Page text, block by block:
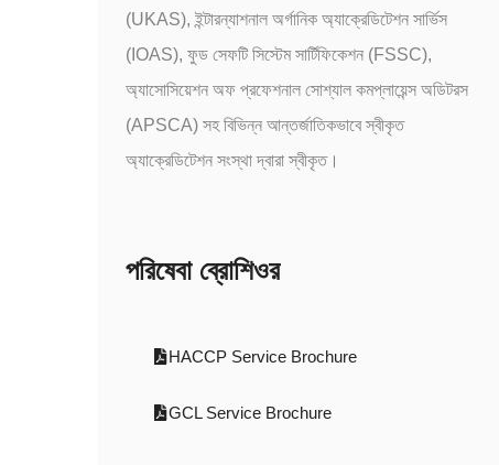
(UKAS), ইন্টারন্যাশনাল অর্গানিক অ্যাক্রেডিটেশন সার্ভিস
(IOAS), ফুড সেফটি সিস্টেম সার্টিফিকেশন (FSSC),
অ্যাসোসিয়েশন অফ প্রফেশনাল সোশ্যাল কমপ্লায়েন্স অডিটরস
(APSCA) সহ বিভিন্ন আন্তর্জাতিকভাবে স্বীকৃত
অ্যাক্রেডিটেশন সংস্থা দ্বারা স্বীকৃত।
পরিষেবা ব্রোশিওর
HACCP Service Brochure
GCL Service Brochure